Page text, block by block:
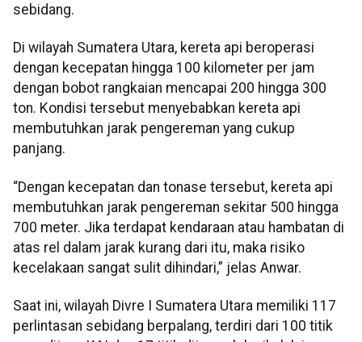
sebidang.
Di wilayah Sumatera Utara, kereta api beroperasi
dengan kecepatan hingga 100 kilometer per jam
dengan bobot rangkaian mencapai 200 hingga 300
ton. Kondisi tersebut menyebabkan kereta api
membutuhkan jarak pengereman yang cukup
panjang.
“Dengan kecepatan dan tonase tersebut, kereta api
membutuhkan jarak pengereman sekitar 500 hingga
700 meter. Jika terdapat kendaraan atau hambatan di
atas rel dalam jarak kurang dari itu, maka risiko
kecelakaan sangat sulit dihindari,” jelas Anwar.
Saat ini, wilayah Divre I Sumatera Utara memiliki 117
perlintasan sebidang berpalang, terdiri dari 100 titik